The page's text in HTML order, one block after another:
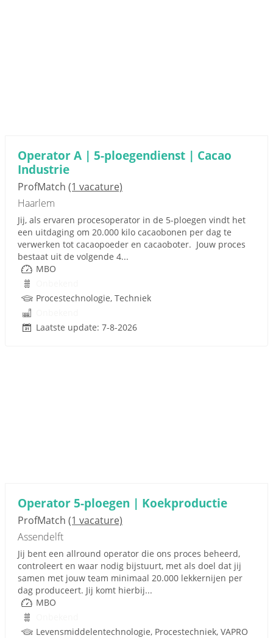
Operator A | 5-ploegendienst | Cacao
Industrie
ProfMatch (1 vacature)
Haarlem
Jij, als ervaren procesoperator in de 5-ploegen vindt het
een uitdaging om 20.000 kilo cacaobonen per dag te
verwerken tot cacaopoeder en cacaoboter. Jouw proces
bestaat uit de volgende 4...
MBO
Procestechnologie, Techniek
Laatste update: 7-8-2026
Operator 5-ploegen | Koekproductie
ProfMatch (1 vacature)
Assendelft
Jij bent een allround operator die ons proces beheerd,
controleert en waar nodig bijstuurt, met als doel dat jij
samen met jouw team minimaal 20.000 lekkernijen per
dag produceert. Jij komt hierbij...
MBO
Levensmiddelentechnologie, Procestechniek, VAPRO